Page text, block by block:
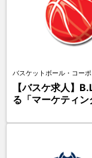
バスケットボール・コー
【バスケ求人】
る「マーケティン